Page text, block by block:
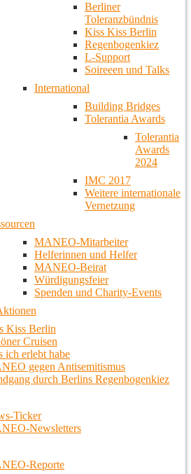
Berliner
Toleranzbündnis
Kiss Kiss Berlin
Regenbogenkiez
L-Support
Soireeen und Talks
International
Building Bridges
Tolerantia Awards
Tolerantia
Awards
2024
IMC 2017
Weitere internationale
Vernetzung
MANEO-Mitarbeiter
Helferinnen und Helfer
MANEO-Beirat
Würdigungsfeier
Spenden und Charity-Events
Kiss Berlin
Cruisen
ich erlebt habe
gegen Antisemitismus
durch Berlins Regenbogenkiez
Ticker
Newsletters
Reporte